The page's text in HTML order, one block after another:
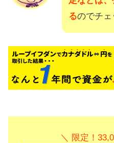
るのでチェ
＼ 限定！